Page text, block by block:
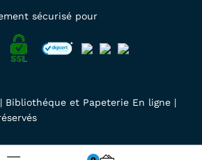
Bibliothéque et Papeterie En ligne |
sécurisé pour